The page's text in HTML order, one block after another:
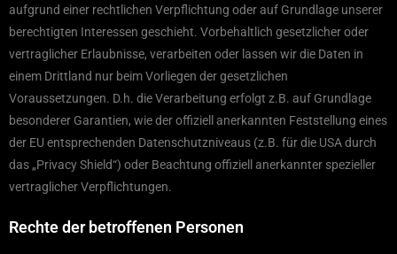
aufgrund einer rechtlichen Verpflichtung oder auf Grundlage unserer
berechtigten Interessen geschieht. Vorbehaltlich gesetzlicher oder
vertraglicher Erlaubnisse, verarbeiten oder lassen wir die Daten in
einem Drittland nur beim Vorliegen der gesetzlichen
Voraussetzungen. D.h. die Verarbeitung erfolgt z.B. auf Grundlage
besonderer Garantien, wie der offiziell anerkannten Feststellung eines
der EU entsprechenden Datenschutzniveaus (z.B. für die USA durch
das „Privacy Shield“) oder Beachtung offiziell anerkannter spezieller
vertraglicher Verpflichtungen.
Rechte der betroffenen Personen